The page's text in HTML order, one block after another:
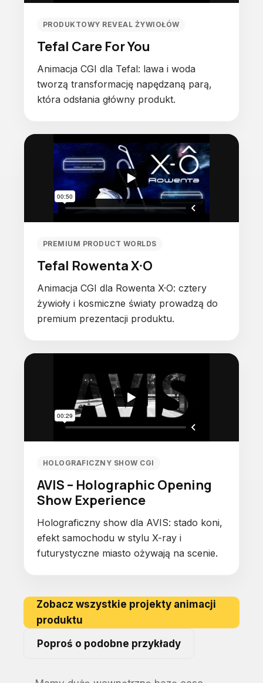
PRODUKTOWY REVEAL ŻYWIOŁÓW
Tefal Care For You
Animacja CGI dla Tefal: lawa i woda
tworzą transformację napędzaną parą,
która odsłania główny produkt.
PREMIUM PRODUCT WORLDS
Tefal Rowenta X·O
Animacja CGI dla Rowenta X·O: cztery
żywioły i kosmiczne światy prowadzą do
premium prezentacji produktu.
HOLOGRAFICZNY SHOW CGI
AVIS – Holographic Opening
Show Experience
Holograficzny show dla AVIS: stado koni,
efekt samochodu w stylu X-ray i
futurystyczne miasto ożywają na scenie.
Zobacz wszystkie projekty animacji
produktu
Poproś o podobne przykłady